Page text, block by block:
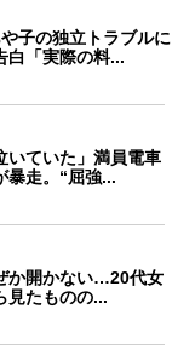
子の独立トラブルに
白「実際の料...
いていた」満員電車
暴走。“屈強...
か開かない…20代女
見たものの...